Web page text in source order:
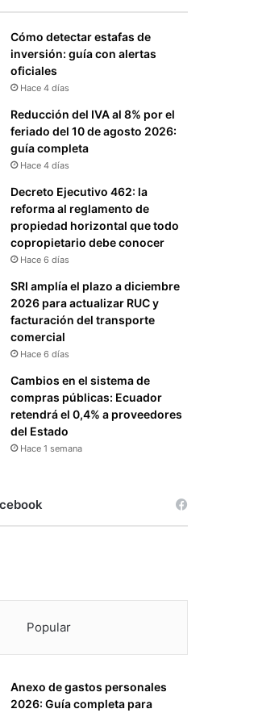
Cómo detectar estafas de
inversión: guía con alertas
oficiales
Hace 4 días
Reducción del IVA al 8% por el
feriado del 10 de agosto 2026:
guía completa
Hace 4 días
Decreto Ejecutivo 462: la
reforma al reglamento de
propiedad horizontal que todo
copropietario debe conocer
Hace 6 días
SRI amplía el plazo a diciembre
2026 para actualizar RUC y
facturación del transporte
comercial
Hace 6 días
Cambios en el sistema de
compras públicas: Ecuador
retendrá el 0,4% a proveedores
del Estado
Hace 1 semana
Popular
Anexo de gastos personales
2026: Guía completa para